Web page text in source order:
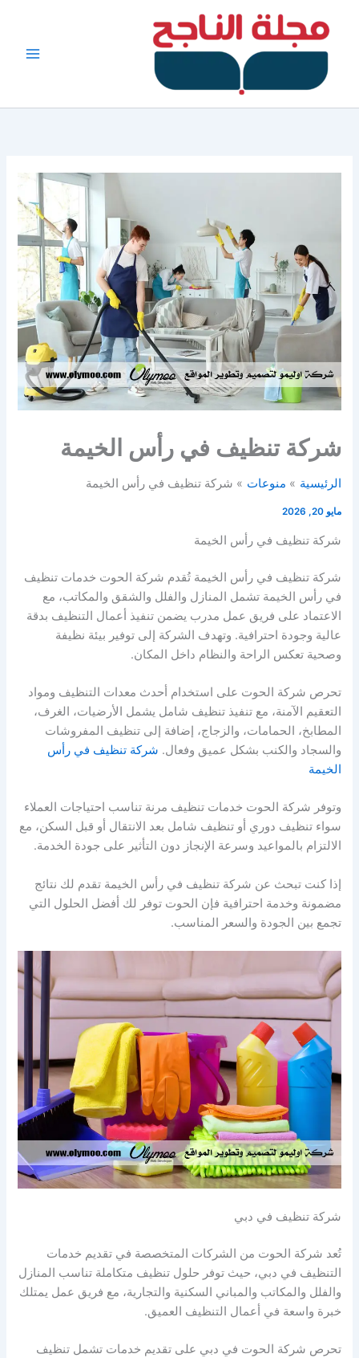
شركة تنظيف في رأس الخيمة
الرئيسية منوعات شركة تنظيف في رأس الخيمة
مايو 20, 2026
شركة تنظيف في رأس الخيمة
شركة تنظيف في رأس الخيمة تُقدم شركة الحوت خدمات تنظيف
في رأس الخيمة تشمل المنازل والفلل والشقق والمكاتب، مع
الاعتماد على فريق عمل مدرب يضمن تنفيذ أعمال التنظيف بدقة
عالية وجودة احترافية. وتهدف الشركة إلى توفير بيئة نظيفة
وصحية تعكس الراحة والنظام داخل المكان.
تحرص شركة الحوت على استخدام أحدث معدات التنظيف ومواد
التعقيم الآمنة، مع تنفيذ تنظيف شامل يشمل الأرضيات، الغرف،
المطابخ، الحمامات، والزجاج، إضافة إلى تنظيف المفروشات
والسجاد والكنب بشكل عميق وفعال. شركة تنظيف في رأس
الخيمة
وتوفر شركة الحوت خدمات تنظيف مرنة تناسب احتياجات العملاء
سواء تنظيف دوري أو تنظيف شامل بعد الانتقال أو قبل السكن، مع
الالتزام بالمواعيد وسرعة الإنجاز دون التأثير على جودة الخدمة.
إذا كنت تبحث عن شركة تنظيف في رأس الخيمة تقدم لك نتائج
مضمونة وخدمة احترافية فإن الحوت توفر لك أفضل الحلول التي
تجمع بين الجودة والسعر المناسب.
شركة تنظيف في دبي
تُعد شركة الحوت من الشركات المتخصصة في تقديم خدمات
التنظيف في دبي، حيث توفر حلول تنظيف متكاملة تناسب المنازل
والفلل والمكاتب والمباني السكنية والتجارية، مع فريق عمل يمتلك
خبرة واسعة في أعمال التنظيف العميق.
تحرص شركة الحوت في دبي على تقديم خدمات تشمل تنظيف